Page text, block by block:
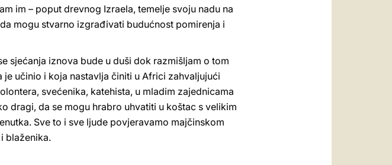
im – poput drevnog Izraela, temelje svoju nadu na
mogu stvarno izgrađivati budućnost pomirenja i
sjećanja iznova bude u duši dok razmišljam o tom
učinio i koja nastavlja činiti u Africi zahvaljujući
svećenika, katehista, u mladim zajednicama
dragi, da se mogu hrabro uhvatiti u koštac s velikim
Sve to i sve ljude povjeravamo majčinskom
blaženika.